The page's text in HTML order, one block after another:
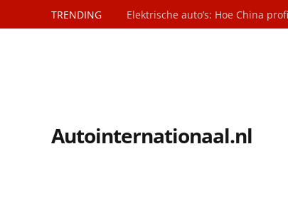
TRENDING
Autointernationaal.nl